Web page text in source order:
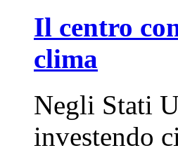
Il centro
clima
Negli Stati
investendo